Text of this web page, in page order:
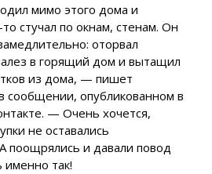
мимо этого дома и
стучал по окнам, стенам. Он
оторвал
в горящий дом и вытащил
из дома, — пишет
опубликованном в
— Очень хочется,
не оставались
поощрялись и давали повод
именно так!